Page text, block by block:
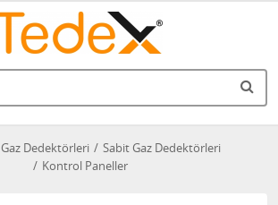
Gaz Dedektörleri
Sabit Gaz Dedektörleri
Kontrol Paneller